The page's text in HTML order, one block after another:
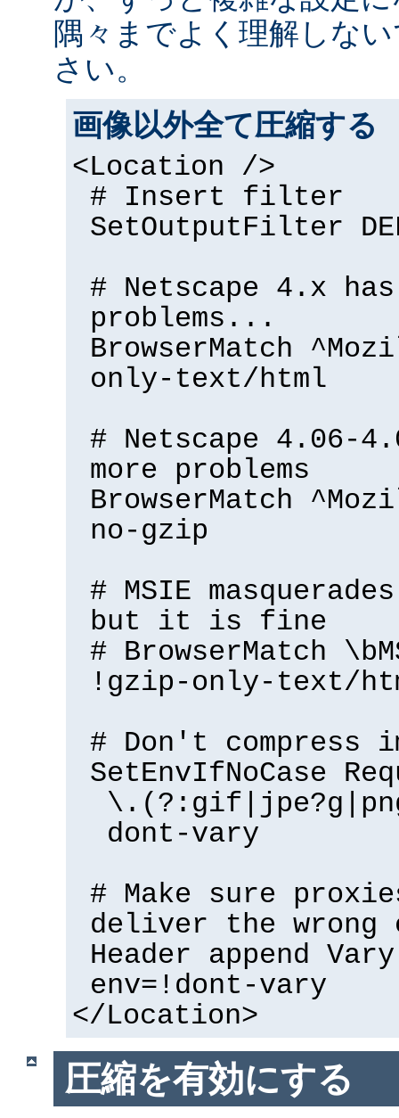
隅々までよく理解しな
さい。
画像以外全て圧縮する
<Location />
# Insert filter
SetOutputFilter
# Netscape 4.x has
problems...
BrowserMatch
only-text/html
# Netscape 4.06-
more problems
BrowserMatch
no-gzip
# MSIE
but it is fine
# BrowserMatch
!gzip-only-text/
# Don't compress
SetEnvIfNoCase
dont-vary
# Make sure
deliver the wrong
Header append
env=!dont-vary
</Location>
圧縮を有効にする